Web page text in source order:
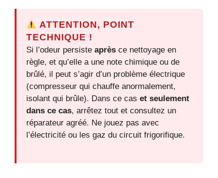
ATTENTION, POINT
TECHNIQUE !
Si l’odeur persiste après ce nettoyage en
règle, et qu’elle a une note chimique ou de
brûlé, il peut s’agir d’un problème électrique
(compresseur qui chauffe anormalement,
isolant qui brûle). Dans ce cas et seulement
dans ce cas, arrêtez tout et consultez un
réparateur agréé. Ne jouez pas avec
l’électricité ou les gaz du circuit frigorifique.